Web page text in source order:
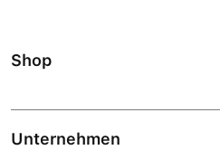
Shop
Unternehmen